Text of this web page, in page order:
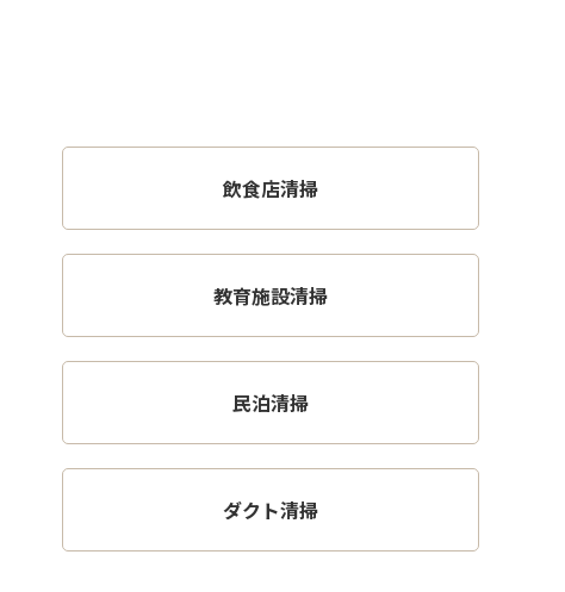
飲食店清掃
教育施設清掃
民泊清掃
ダクト清掃